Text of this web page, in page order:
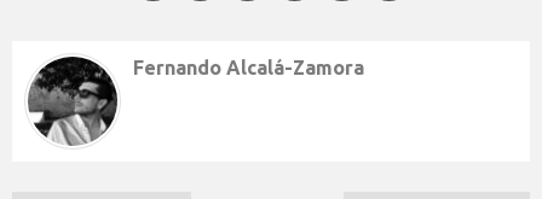
Fernando Alcalá-Zamora